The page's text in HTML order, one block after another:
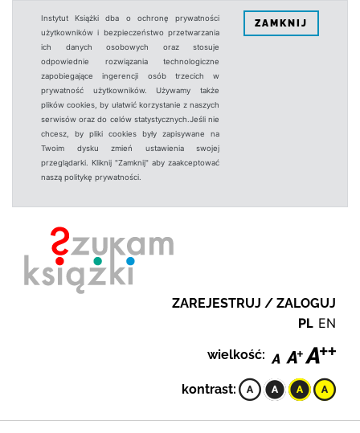
Instytut Książki dba o ochronę prywatności
użytkowników i bezpieczeństwo przetwarzania
ich danych osobowych oraz stosuje
odpowiednie rozwiązania technologiczne
zapobiegające ingerencji osób trzecich w
prywatność użytkowników. Używamy także
plików cookies, by ułatwić korzystanie z naszych
serwisów oraz do celów statystycznych.Jeśli nie
chcesz, by pliki cookies były zapisywane na
Twoim dysku zmień ustawienia swojej
przeglądarki. Kliknij "Zamknij" aby zaakceptować
naszą politykę prywatności.
ZAMKNIJ
ZAREJESTRUJ / ZALOGUJ
PL EN
wielkość:
kontrast: